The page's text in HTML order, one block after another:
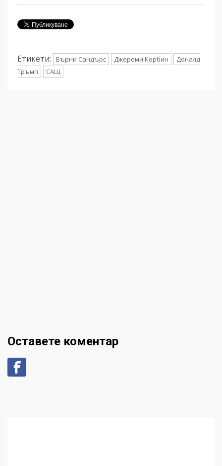
Етикети: Бърни Сандърс Джереми Корбин
Доналд
Тръмп
САЩ
Оставете коментар